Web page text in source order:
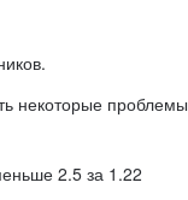
некоторые проблемы
2.5 за 1.22